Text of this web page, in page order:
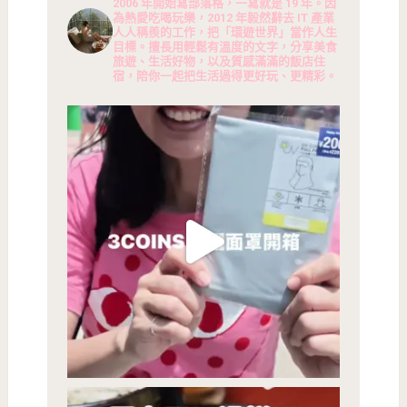
2006 年開始寫部落格，一寫就是 19 年。因
為熱愛吃喝玩樂，2012 年毅然辭去 IT 產業
人人稱羨的工作，把「環遊世界」當作人生
目標。擅長用輕鬆有溫度的文字，分享美食
旅遊、生活好物，以及質感滿滿的飯店住
宿，陪你一起把生活過得更好玩、更精彩。